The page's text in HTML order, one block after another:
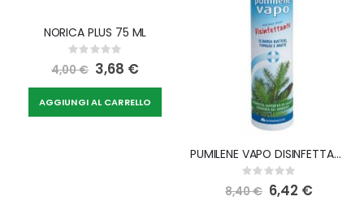
NORICA PLUS 75 ML
Rating:
0%
4,00 € Special
Price
3,68 €
AGGIUNGI AL CARRELLO
PUMILENE VAPO DISINFETTANTE SPRAY 250 ML
Rating:
0%
8,40 € Special
Price
6,42 €